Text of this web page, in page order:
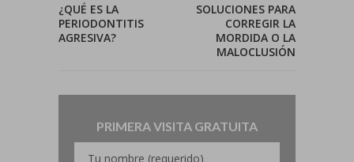
¿QUÉ ES LA
PERIODONTITIS
AGRESIVA?
SOLUCIONES PARA
CORREGIR LA
MORDIDA O LA
MALOCLUSIÓN
PRIMERA VISITA GRATUITA